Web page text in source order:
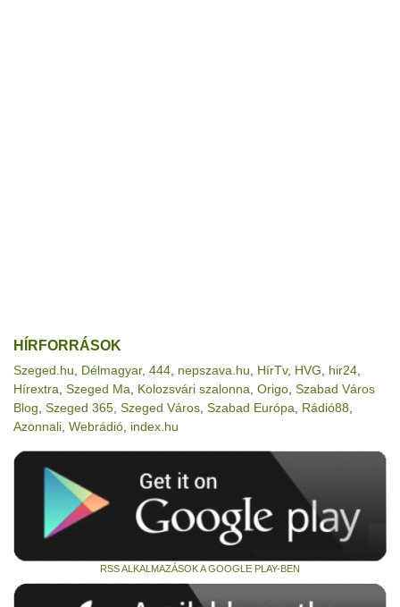
HÍRFORRÁSOK
Szeged.hu Délmagyar, 444 nepszava.hu HírTv, HVG hir24
Hírextra Szeged Ma Kolozsvári szalonna Origo Szabad Város
Blog Szeged 365 Szeged Város Szabad Európa Rádió88
Azonnali Webrádió index.hu
RSS ALKALMAZÁSOK A GOOGLE PLAY-BEN